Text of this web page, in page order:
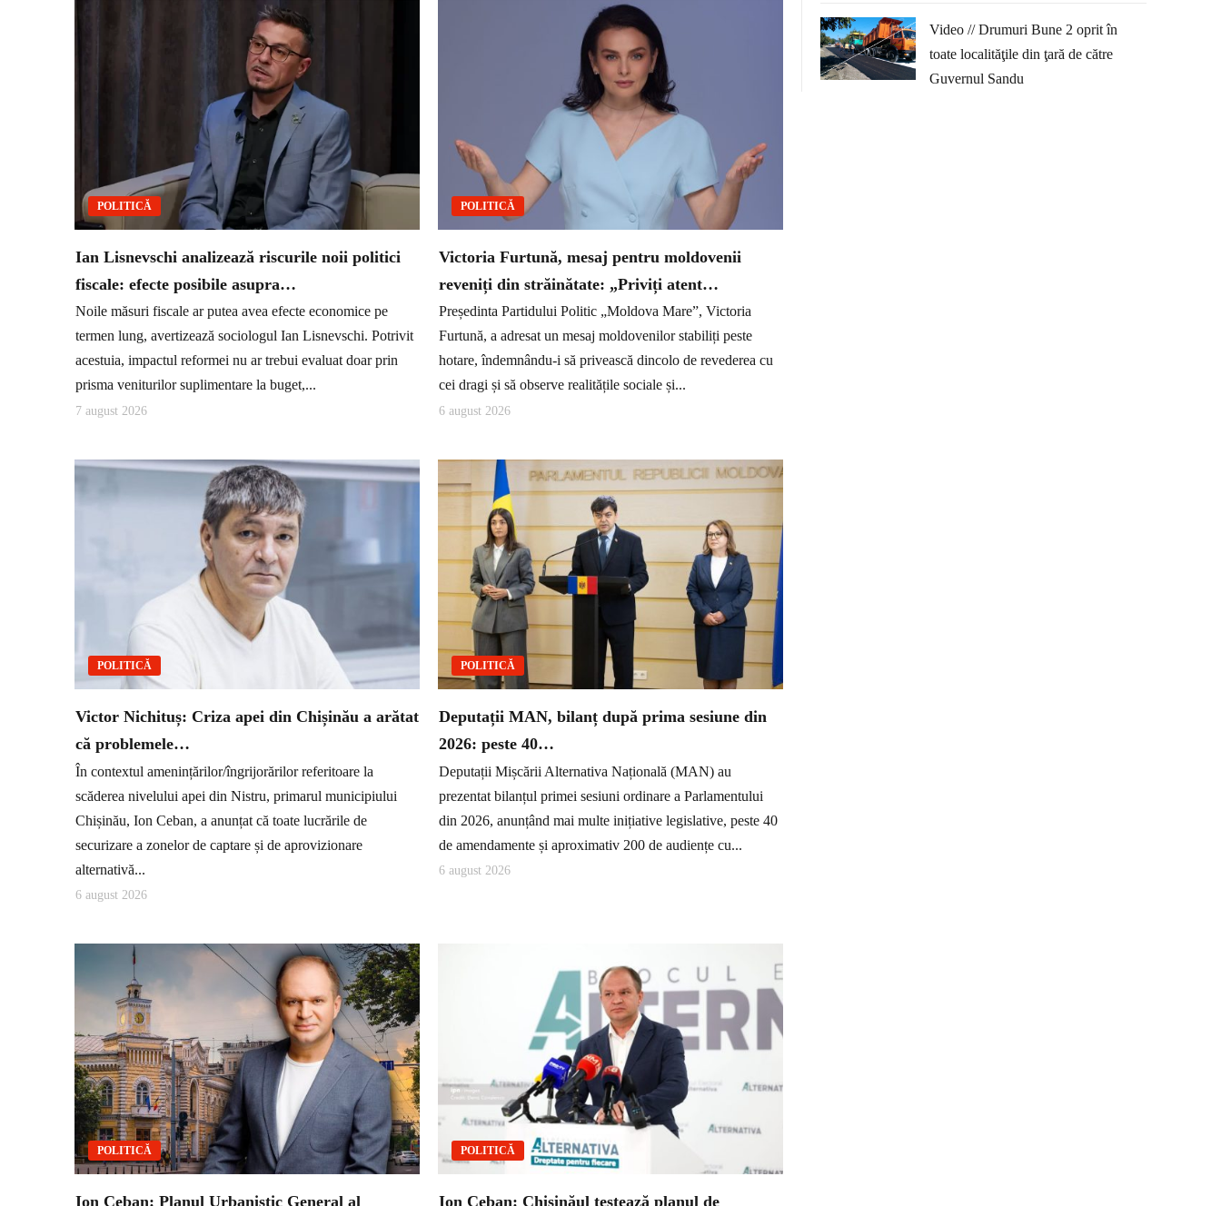
POLITICĂ
Ian Lisnevschi analizează riscurile noii politici
fiscale: efecte posibile asupra…
Noile măsuri fiscale ar putea avea efecte economice pe
termen lung, avertizează sociologul Ian Lisnevschi. Potrivit
acestuia, impactul reformei nu ar trebui evaluat doar prin
prisma veniturilor suplimentare la buget,...
7 august 2026
POLITICĂ
Victoria Furtună, mesaj pentru moldovenii
reveniți din străinătate: „Priviți atent…
Președinta Partidului Politic „Moldova Mare”, Victoria
Furtună, a adresat un mesaj moldovenilor stabiliți peste
hotare, îndemnându-i să privească dincolo de revederea cu
cei dragi și să observe realitățile sociale și...
6 august 2026
POLITICĂ
Victor Nichituș: Criza apei din Chișinău a arătat
că problemele…
În contextul amenințărilor/îngrijorărilor referitoare la
scăderea nivelului apei din Nistru, primarul municipiului
Chișinău, Ion Ceban, a anunțat că toate lucrările de
securizare a zonelor de captare și de aprovizionare
alternativă...
6 august 2026
POLITICĂ
Deputații MAN, bilanț după prima sesiune din
2026: peste 40…
Deputații Mișcării Alternativa Națională (MAN) au
prezentat bilanțul primei sesiuni ordinare a Parlamentului
din 2026, anunțând mai multe inițiative legislative, peste 40
de amendamente și aproximativ 200 de audiențe cu...
6 august 2026
POLITICĂ
Ion Ceban: Planul Urbanistic General al
POLITICĂ
Ion Ceban: Chișinăul testează planul de
Video // Drumuri Bune 2 oprit în
toate localităţile din ţară de către
Guvernul Sandu